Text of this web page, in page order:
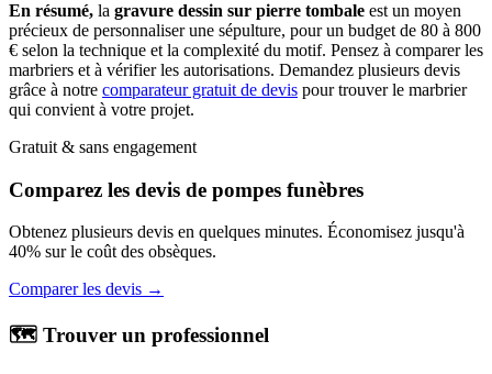
En résumé, la gravure dessin sur pierre tombale est un moyen
précieux de personnaliser une sépulture, pour un budget de 80 à 800
€ selon la technique et la complexité du motif. Pensez à comparer les
marbriers et à vérifier les autorisations. Demandez plusieurs devis
grâce à notre comparateur gratuit de devis pour trouver le marbrier
qui convient à votre projet.
Gratuit & sans engagement
Comparez les devis de pompes funèbres
Obtenez plusieurs devis en quelques minutes. Économisez jusqu'à
40% sur le coût des obsèques.
Comparer les devis →
🗺️ Trouver un professionnel